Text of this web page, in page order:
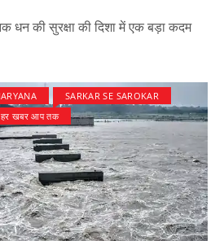
धन की सुरक्षा की दिशा में एक बड़ा कदम
SARKAR SE SAROKAR
हर खबर आप तक